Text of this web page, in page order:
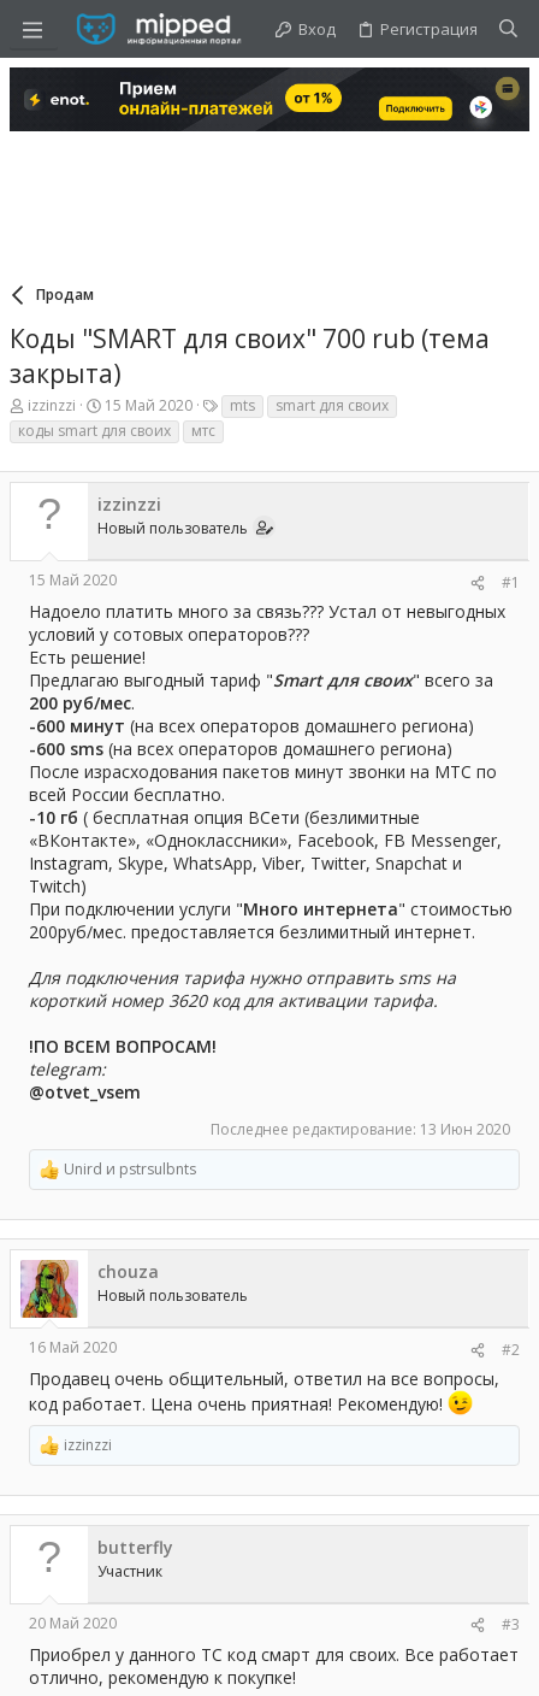
Вход Регистрация
Продам
Коды "SMART для своих" 700 rub (тема
закрыта)
А
в
т
р
ы
izzinzzi
Д
а
т
н
а
ч
а
л
а
15 Май 2020
Т
е
г
mts
smart для своих
коды smart для своих
мтс
izzinzzi
Новый пользователь
15 Май 2020 #1
Надоело платить много за связь??? Устал от невыгодных
условий у сотовых операторов???
Есть решение!
Предлагаю выгодный тариф "Smart для своих" всего за
200 руб/мес.
-600 минут (на всех операторов домашнего региона)
-600 sms (на всех операторов домашнего региона)
После израсходования пакетов минут звонки на МТС по
всей России бесплатно.
-10 гб ( бесплатная опция ВСети (безлимитные
«ВКонтакте», «Одноклассники», Facebook, FB Messenger,
Instagram, Skype, WhatsApp, Viber, Twitter, Snapchat и
Twitch)
При подключении услуги "Много интернета" стоимостью
200руб/мес. предоставляется безлимитный интернет.
Для подключения тарифа нужно отправить sms на
короткий номер 3620 код для активации тарифа.
!ПО ВСЕМ ВОПРОСАМ!
telegram:
@otvet_vsem
Последнее редактирование: 13 Июн 2020
Р
е
а
к
ц
и
и
:
Unird и pstrsulbnts
chouza
Новый пользователь
16 Май 2020 #2
Продавец очень общительный, ответил на все вопросы,
код работает. Цена очень приятная! Рекомендую!
Р
е
а
к
ц
и
и
izzinzzi
butterfly
Участник
20 Май 2020 #3
Приобрел у данного ТС код смарт для своих. Все работает
отлично, рекомендую к покупке!